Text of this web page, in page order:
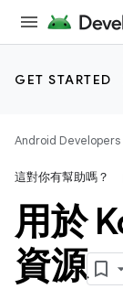
GET STARTED
Android Developers
這對你有幫助嗎？
用於
資源